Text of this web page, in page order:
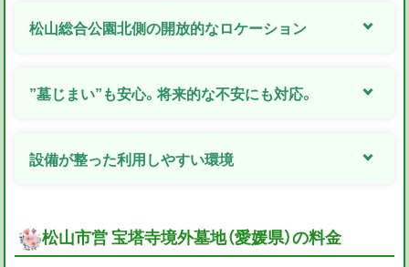
松山総合公園北側の開放的なロケーション
”墓じまい”も安心。将来的な不安にも対応。
設備が整った利用しやすい環境
松山市営 宝塔寺境外墓地（愛媛県）の料金